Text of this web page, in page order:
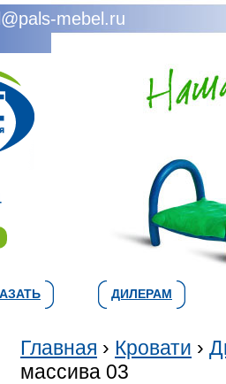
mebel.ru
ДИЛЕРАМ
Главная › Кровати ›
массива 03